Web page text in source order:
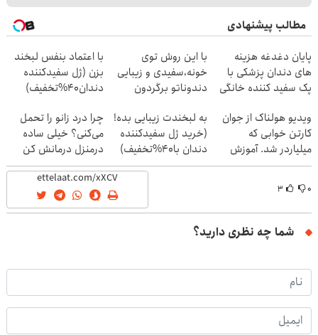
مطالب پیشنهادی
پایان دغدغه هزینه
های دندان پزشکی با
پک سفید کننده خانگی
با این روش توی
خونه،سفیدی و زیبایی
دندوناتو برگردون
با اعتماد بنفس لبخند
بزن (ژل سفیدکننده
دندان40%تخفیف)
ویدیو هولناک از جوان
کارتن خوابی که
میلیاردر شد. آموزش
رایگان
به لبخندت زیبایی بده!
(خرید ژل سفیدکننده
دندان با40%تخفیف)
چرا درد زانو را تحمل
می‌کنی؟ خیلی ساده
درمنزل درمانش کن
۰ ۳
شما چه نظری دارید؟